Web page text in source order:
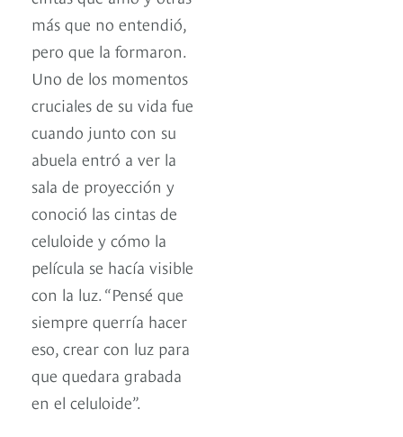
más que no entendió,
pero que la formaron.
Uno de los momentos
cruciales de su vida fue
cuando junto con su
abuela entró a ver la
sala de proyección y
conoció las cintas de
celuloide y cómo la
película se hacía visible
con la luz. “Pensé que
siempre querría hacer
eso, crear con luz para
que quedara grabada
en el celuloide”.